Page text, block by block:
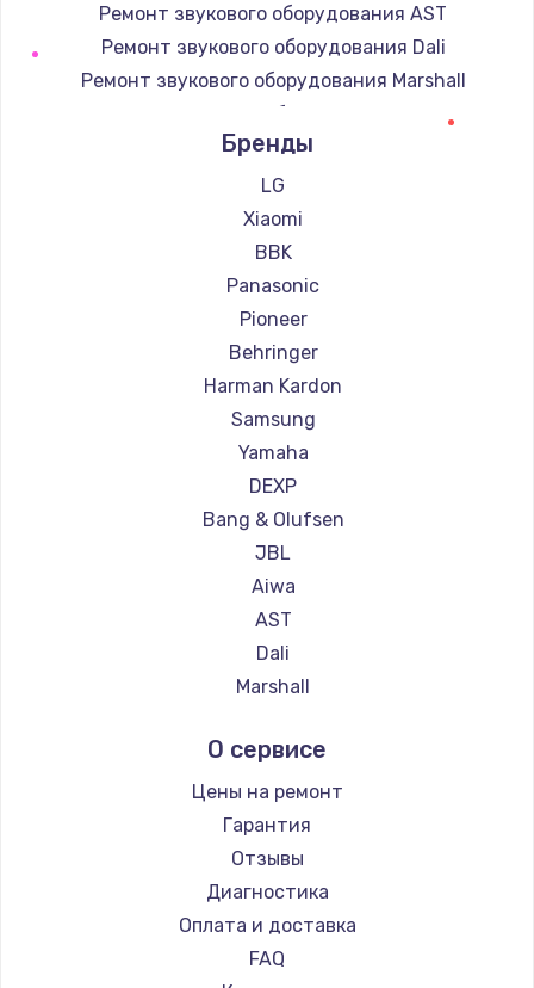
Ремонт звукового оборудования AST
Ремонт звукового оборудования Dali
Ремонт звукового оборудования Marshall
Ремонт звукового оборудования Supra
Бренды
LG
Xiaomi
BBK
Panasonic
Pioneer
Behringer
Harman Kardon
Samsung
Yamaha
DEXP
Bang & Olufsen
JBL
Aiwa
AST
Dali
Marshall
О сервисе
Цены на ремонт
Гарантия
Отзывы
Диагностика
Оплата и доставка
FAQ